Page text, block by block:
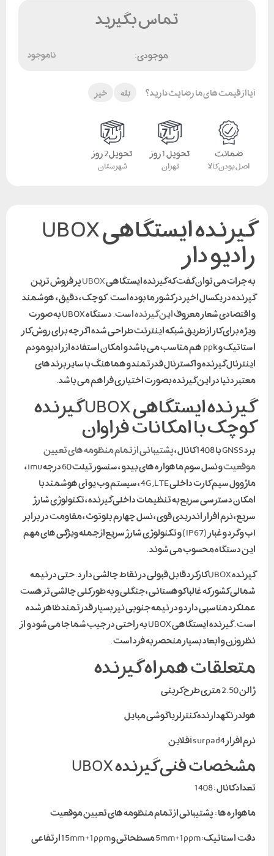
تماس بگیرید
موجودی: ناموجود
آیا از قیمت های ما رضایت دارید؟ بله خیر
ضمانت
اصل بودن کالا
تحویل 1 روز
تهران
تحویل 2 روز
شهرستان
گیرنده ایستگاهی UBOX
رادیو دار
به جرات می توان گفت که گیرنده ایستگاهی
پر فروش ترین
گیرنده در یکسال اخیر در کشور ما بوده است . کوچک ، دقیق ، هوشمند
و اقتصادی شعار معروفاین گیرنده
است. دستگاه UBOX به صورت
ویژه برای کار از طریق شبکه اینترنت طراحی شده اگر چه برای روش کار
استاتیک و ppk هم مناسب می باشد و امکان استفاده از رادیو مودم
اینترنال گیرنده و اکسترنال قدرتمند و هماهنگ با سایر برند های
معتبر دنیا در این گیرنده بصورت اختیاری فراهم می باشد.
گیرنده ایستگاهی UBOX گیرنده
کوچک با امکانات فراوان
برد GNSS با 1408 کانال ،
پشتیبانی از تمام منظومه های تعیین
موقعیت
و نسل سوم ماهواره های بیدو ، سنسور تیلت 60 درجه imu ،
ماژوول سیم کارت داخلی 4G ,LTE ، سیستم وب یو آی هوشمند با
امکان دسترسی سریع به تنظیمات داخلی گیرنده ، تکنولوژی شارژ
سریع ، نرم افزار اندریدی قوی ، نسل چهارم بلوتوث ، مقاومت در برابر
آب و گرد و غبار (IP67) و تکنولوژی شارژ سریع از جمله ویژگی های مهم
این دستگاه محسوب می شوند .
گیرنده UBOX کارکرد قابل قبولی در نقاط چالشی دارد. حتی در نیمه
شمالی کشور که غالبا کوهستانی ، جنگلی و به طور کلی چالشی تر هست
عملکرد مناسبی دارد و در نیمه جنوبی نیز بسیار قدرتمند ظاهر شده
است . گیرنده ایستگاهی UBOX به راحتی در جیب شما جا می شود و از
نظر وزن و ابعاد بسیار منحصر به فرد است .
متعلقات همراه گیرنده
ژالن 2.50 متری طرح کربنی
هولدر نگهدارنده کنترلر یا گوشی مبایل
نرم افزار surpad4 آفلاین
مشخصات فنی گیرنده UBOX
تعداد کانال : 1408
ماهواره ها : پشتیبانی از تمام منظومه های تعیین موقعیت
دقت استاتیک: 5mm+1ppm مسطحاتی و 15mm +1ppm ارتفاعی